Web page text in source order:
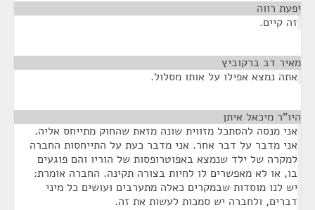
יפעת רווה
זה קיים.
מאיר דב ברקוביץ
אתה נמצא אפילו על אותו מסלול.
היו"ר מיכאל איתן
אני מנסה להסתכל מזווית שונה מזאת שהחוק מתייחס אליה.
אני מדבר על דבר אחר. אני מדבר כעת על התייחסות החברה
למקרה של ילד שנמצא באפוטרופסות של הוריו והם פוגעים
בו, או לא מאפשרים לו לחיות בצורה תקינה. החברה אומרת:
יש לנו מוסדות שבמקרים כאלה מתערבים ועושים כל מיני
דברים, ולחברה יש סמכות לעשות את זה.